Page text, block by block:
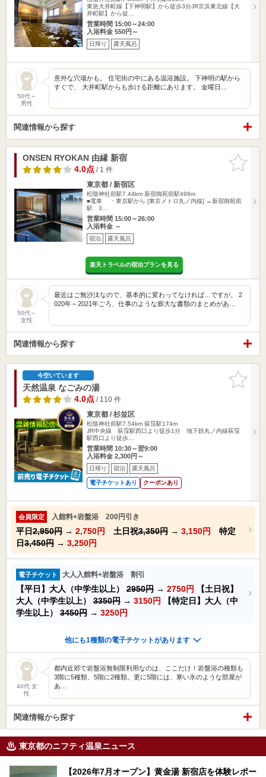
東急大井町線【下神明駅】から徒歩3分JR京浜東北線【大
井町駅】から徒…
営業時間 15:00～24:00
入浴料金 550円～
日帰り 露天風呂
50代～
男性
意外な穴場かも。 住宅街の中にある温浴施設。 下神明の駅から
すぐで、 大井町駅からも歩ける距離にあります。 金曜日…
関連情報から探す
お気に入
りに追加
ONSEN RYOKAN 由縁 新宿
4.0点/ 1 件
東京都 / 新宿区
松陰神社前駅7.44km 新宿御苑前駅498m
■電車 ・東京駅から [東京メトロ丸ノ内線] →新宿御苑前
駅 3…
営業時間 15:00～26:00
入浴料金 ～
宿泊 露天風呂
楽天トラベルの宿泊プランを見る
50代～
女性
最近はご無沙汰なので、基本的に変わってなければ…ですが。 2
020年～2021年ごろ、仕事のような膨大な書類のまとめがあ…
関連情報から探す
お気に入
りに追加
今空いています
天然温泉 なごみの湯
4.0点/ 110 件
東京都 / 杉並区
松陰神社前駅7.54km 荻窪駅174m
JR中央線 荻窪駅西口より徒歩1分 地下鉄丸ノ内線荻窪
駅西口より徒歩…
営業時間 10:30～翌9:00
入浴料金 2,300円～
日帰り 宿泊 露天風呂
電子チケットあり クーポンあり
会員限定 入館料+岩盤浴 200円引き
平日2,950円 → 2,750円 土日祝3,350円 → 3,150円
特定
日3,450円 → 3,250円
電子チケット 大人入館料+岩盤浴 割引
【平日】大人（中学生以上） 2950円 → 2750円
【土日祝】
大人（中学生以上） 3350円 → 3150円
【特定日】大人（中
学生以上） 3450円 → 3250円
他にも1種類の電子チケットがあります
40代 女
性
都内近郊で岩盤浴無制限利用なのは、ここだけ！岩盤浴の種類も
3階に5種類、5階に2種類。更に5階には、寒い氷のような部屋が
あ…
関連情報から探す
東京都のニフティ温泉ニュース
【2026年7月オープン】黄金湯 新宿店を体験レポー